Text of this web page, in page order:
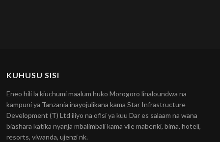
KUHUSU SISI
Eneo hili la kiuchumi maalum huko Morogoro linaloundwa na
kampuni ya Tanzania inayojulikana kama Star Infrastructure
Development (T) Ltd iliyo na ofisi ya kuu Dar es salaam na wana
biashara katika nyanja mbalimbali kama vile mabenki, bima, hoteli,
resorts, viwanda, ujenzi nk.